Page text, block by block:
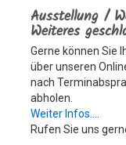
Ausstellung /
Weiteres
Gerne können Sie
über unseren
nach
abholen.
Weiter Infos....
Rufen Sie uns